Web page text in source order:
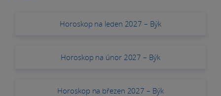
Horoskop na leden 2027 – Býk
Horoskop na únor 2027 – Býk
Horoskop na březen 2027 – Býk